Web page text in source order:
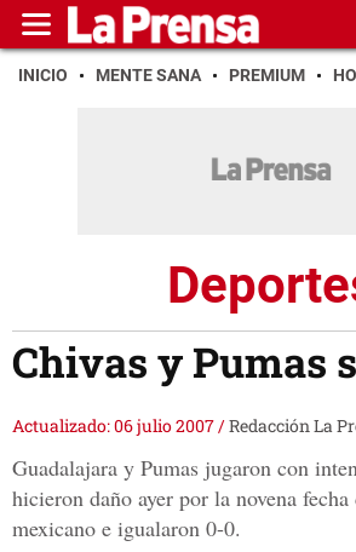
INICIO MENTE SANA PREMIUM
Chivas y Pumas
Actualizado: 06 julio 2007/Redacción La
Guadalajara y Pumas jugaron con
hicieron daño ayer por la novena
mexicano e igualaron 0-0.